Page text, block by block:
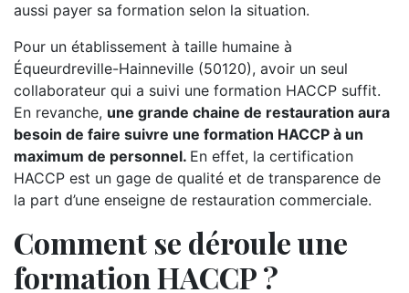
aussi payer sa formation selon la situation.
Pour un établissement à taille humaine à
Équeurdreville-Hainneville (50120), avoir un seul
collaborateur qui a suivi une formation HACCP suffit.
En revanche, une grande chaine de restauration aura
besoin de faire suivre une formation HACCP à un
maximum de personnel. En effet, la certification
HACCP est un gage de qualité et de transparence de
la part d’une enseigne de restauration commerciale.
Comment se déroule une
formation HACCP ?